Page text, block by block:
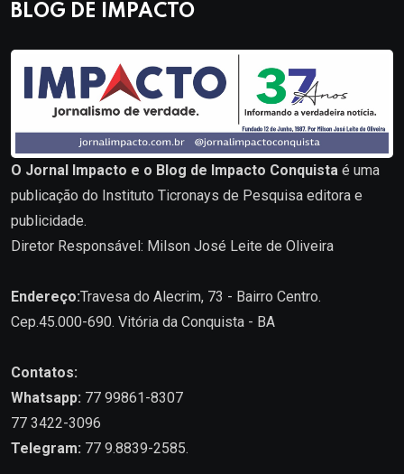
BLOG DE IMPACTO
O Jornal Impacto e o Blog de Impacto Conquista é uma
publicação do Instituto Ticronays de Pesquisa editora e
publicidade.
Diretor Responsável: Milson José Leite de Oliveira
Endereço:Travesa do Alecrim, 73 - Bairro Centro.
Cep.45.000-690. Vitória da Conquista - BA
Contatos:
Whatsapp: 77 99861-8307
77 3422-3096
Telegram: 77 9.8839-2585.